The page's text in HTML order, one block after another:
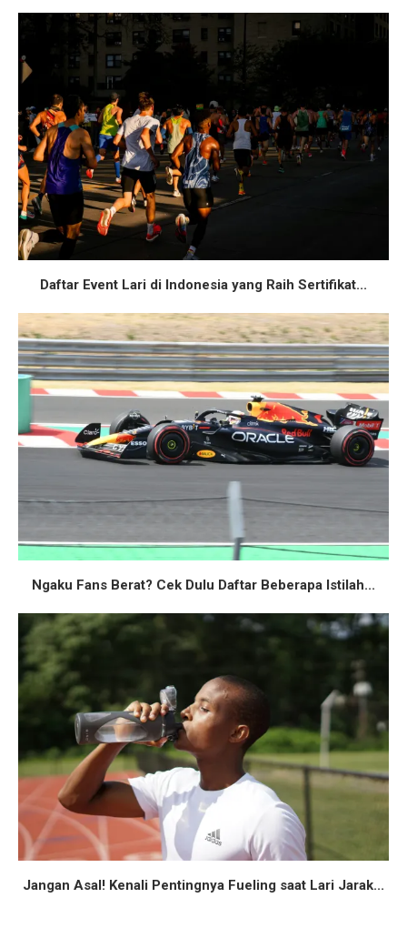
Daftar Event Lari di Indonesia yang Raih Sertifikat...
Ngaku Fans Berat? Cek Dulu Daftar Beberapa Istilah...
Jangan Asal! Kenali Pentingnya Fueling saat Lari Jarak...